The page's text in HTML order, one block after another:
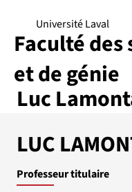
Luc
Université Laval
Faculté des
et de génie
LUC
Professeur titulaire